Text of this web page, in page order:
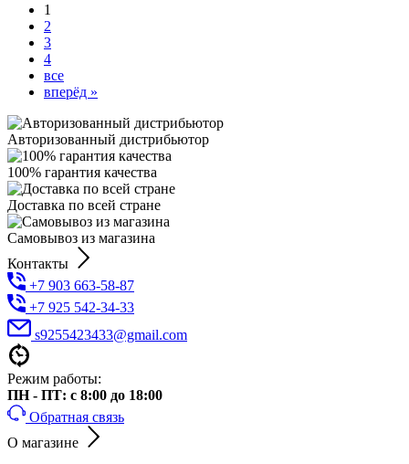
1
2
3
4
все
вперёд »
Авторизованный дистрибьютор
100% гарантия качества
Доставка по всей стране
Самовывоз из магазина
Контакты
+7 903 663-58-87
+7 925 542-34-33
s9255423433@gmail.com
Режим работы:
ПН - ПТ: с 8:00 до 18:00
Обратная связь
О магазине